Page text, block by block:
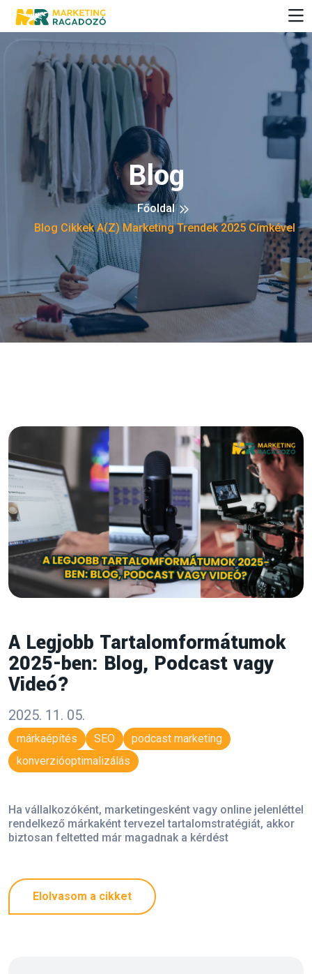
Blog
Főoldal
Blog Cikkek A(z) Marketing Trendek 2025 Címkével
A Legjobb Tartalomformátumok
2025-ben: Blog, Podcast vagy
Videó?
2025. 11. 05.
márkaépítés SEO
podcast marketing
konverzióoptimalizálás
Ha vállalkozóként, marketingesként vagy online jelenléttel
rendelkező márkaként tervezel tartalomstratégiát, akkor
biztosan feltetted már magadnak a kérdést
Elolvasom a cikket